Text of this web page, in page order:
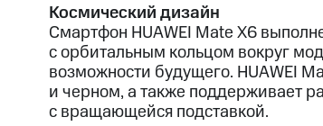
Космический дизайн
Смартфон HUAWEI Mate X6
с орбитальным кольцом вокруг
возможности будущего. HUAWEI
и черном, а также поддерживает
с вращающейся подставкой.